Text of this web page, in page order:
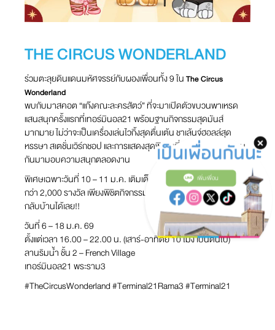
เพิ่มเพื่อน
THE CIRCUS WONDERLAND
ร่วมตะลุยดินแดนมหัศจรรย์กับผองเพื่อนทั้ง 9 ในThe Circus
Wonderland
พบกับมาสคอต “แก๊งคณะละครสัตว์” ที่จะมาเปิดตัวขบวนพาเหรด
แสนสนุกครั้งแรกที่เทอร์มินอล21 พร้อมฐานกิจกรรมสุดมันส์
มากมาย ไม่ว่าจะเป็นเครื่องเล่นไวกิ้งสุดตื่นเต้น ชาเล้นจ์ฮอลล์สุด
หรรษาสเตชั่นเวิร์กชอป และการแสดงสุดพิเศษที่สับเปลี่ยนหมุนเวียน
กันมามอบความสนุกตลอดงาน
พิเศษเฉพาะวันที่ 10 – 11 ม.ค. เติมเต็มสุขในวันเด็กด้วยของขวัญ
กว่า 2,000 รางวัล เพียงพิชิตกิจกรรมภายในงาน รับของขวัญวันเด็ก
กลับบ้านได้เลย!!
วันที่ 6 – 18 ม.ค. 69
ตั้งแต่เวลา 16.00 – 22.00 น. (เสาร์-อาทิตย์ 10 โมง เป็นต้นไป)
ลานริมน้ำ ชั้น 2 – French Village
เทอร์มินอล21 พระราม3
#TheCircusWonderland #Terminal21Rama3 #Terminal21